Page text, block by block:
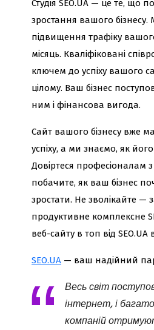
Студія SEO.UA — це те, що
зростання вашого бізнесу.
підвищення трафіку
місяць. Кваліфіковані
ключем до успіху вашого
цілому. Ваш бізнес
ним і фінансова вигода.
Сайт вашого бізнесу вже
успіху, а ми знаємо, як
Довіртеся професіоналам з
побачите, як ваш бізнес
зростати. Не зволікайте —
продуктивне комплексне
веб-сайту в топ від SEO.UA
SEO.UA — ваш надійний
Весь світ
інтернет, і
компаній